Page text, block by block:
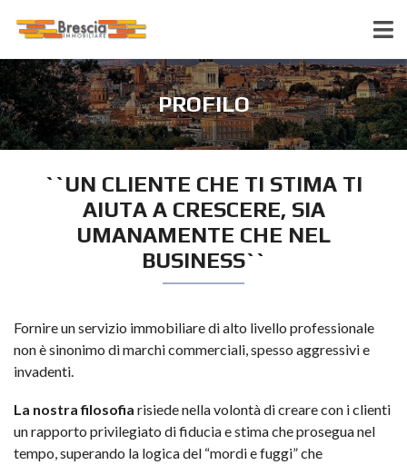
PROFILO
``UN CLIENTE CHE TI STIMA TI
AIUTA A CRESCERE, SIA
UMANAMENTE CHE NEL
BUSINESS``
Fornire un servizio immobiliare di alto livello professionale
non è sinonimo di marchi commerciali, spesso aggressivi e
invadenti.
La nostra filosofia risiede nella volontà di creare con i clienti
un rapporto privilegiato di fiducia e stima che prosegua nel
tempo, superando la logica del “mordi e fuggi” che